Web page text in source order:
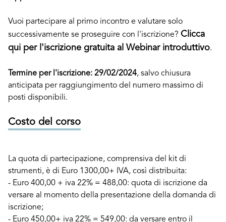
Vuoi partecipare al primo incontro e valutare solo
successivamente se proseguire con l'iscrizione? Clicca
qui per l'iscrizione gratuita al Webinar introduttivo.
Termine per l'iscrizione: 29/02/2024, salvo chiusura
anticipata per raggiungimento del numero massimo di
posti disponibili.
Costo del corso
La quota di partecipazione, comprensiva del kit di
strumenti, è di Euro 1300,00+ IVA, così distribuita:
- Euro 400,00 + iva 22% = 488,00: quota di iscrizione da
versare al momento della presentazione della domanda di
iscrizione;
- Euro 450,00+ iva 22% = 549,00: da versare entro il